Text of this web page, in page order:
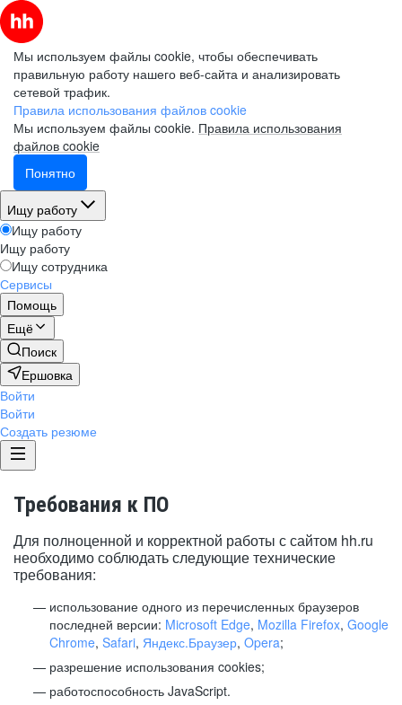
Мы используем файлы cookie, чтобы обеспечивать
правильную работу нашего веб-сайта и анализировать
сетевой трафик.
Правила использования файлов cookie
Мы используем файлы cookie. Правила использования
файлов cookie
Понятно
Ищу работу
Ищу работу
Ищу работу
Ищу сотрудника
Сервисы
Помощь
Ещё
Поиск
Ершовка
Войти
Войти
Создать резюме
Требования к ПО
Для полноценной и корректной работы с сайтом hh.ru
необходимо соблюдать следующие технические
требования:
использование одного из перечисленных браузеров
последней версии: Microsoft Edge, Mozilla Firefox, Google
Chrome, Safari, Яндекс.Браузер, Opera;
разрешение использования cookies;
работоспособность JavaScript.